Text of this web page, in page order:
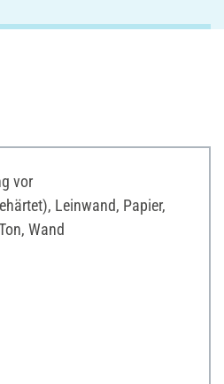
vor
Leinwand, Papier,
Wand